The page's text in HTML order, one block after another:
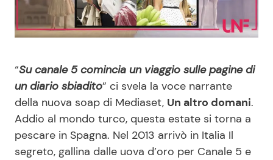
Benessere
Casa
Moda e Style
Mondo Mamma
News benessere
Cucina e Ricette
Consigli di Cucina
Dolci
Le Ricette in TV
Primi Piatti
“Su canale 5 comincia un viaggio sulle pagine di
un diario sbiadito” ci svela la voce narrante
della nuova soap di Mediaset, Un altro domani.
Addio al mondo turco, questa estate si torna a
pescare in Spagna. Nel 2013 arrivò in Italia Il
segreto, gallina dalle uova d’oro per Canale 5 e